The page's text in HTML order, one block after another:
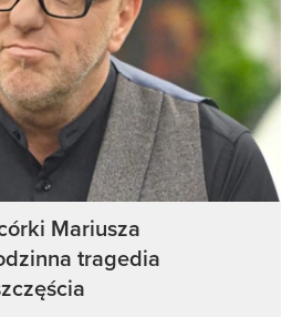
Mariusza
tragedia